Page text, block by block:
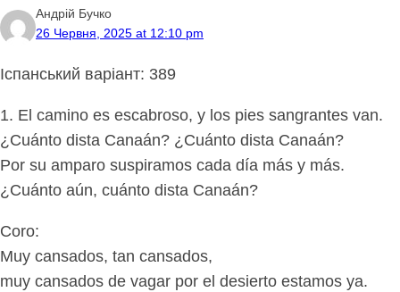
Андрій Бучко
26 Червня, 2025 at 12:10 pm
Іспанський варіант: 389
1. El camino es escabroso, y los pies sangrantes van.
¿Cuánto dista Canaán? ¿Cuánto dista Canaán?
Por su amparo suspiramos cada día más y más.
¿Cuánto aún, cuánto dista Canaán?
Coro:
Muy cansados, tan cansados,
muy cansados de vagar por el desierto estamos ya.